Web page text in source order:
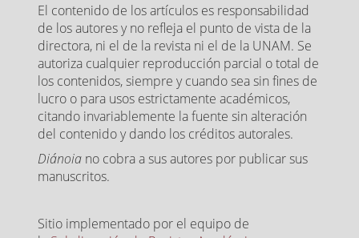
El contenido de los artículos es responsabilidad
de los autores y no refleja el punto de vista de la
directora, ni el de la revista ni el de la UNAM. Se
autoriza cualquier reproducción parcial o total de
los contenidos, siempre y cuando sea sin fines de
lucro o para usos estrictamente académicos,
citando invariablemente la fuente sin alteración
del contenido y dando los créditos autorales.
Diánoia no cobra a sus autores por publicar sus
manuscritos.
Sitio implementado por el equipo de